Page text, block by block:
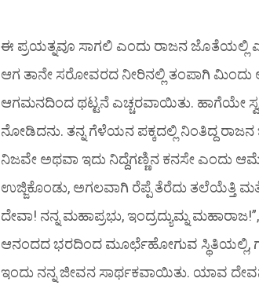
ಈ ಪ್ರಯತ್ನವೂ ಸಾಗಲಿ ಎಂದು ರಾಜನ ಜೊತೆಯಲ್ಲಿ
ಆಗ ತಾನೇ ಸರೋವರದ ನೀರಿನಲ್ಲಿ ತಂಪಾಗಿ ಮಿಂದು
ಆಗಮನದಿಂದ ಥಟ್ಟನೆ ಎಚ್ಚರವಾಯಿತು. ಹಾಗೆಯೇ
ನೋಡಿದನು. ತನ್ನ ಗೆಳೆಯನ ಪಕ್ಕದಲ್ಲಿ ನಿಂತಿದ್ದ ರಾಜನ
ನಿಜವೇ ಅಥವಾ ಇದು ನಿದ್ದೆಗಣ್ಣಿನ ಕನಸೇ ಎಂದು
ಉಜ್ಜಿಕೊಂಡು, ಅಗಲವಾಗಿ ರೆಪ್ಪೆ ತೆರೆದು ತಲೆಯೆತ್ತಿ
ದೇವಾ! ನನ್ನ ಮಹಾಪ್ರಭು, ಇಂದ್ರದ್ಯುಮ್ನ
ಆನಂದದ ಭರದಿಂದ ಮೂರ್ಛೆಹೋಗುವ ಸ್ಥಿತಿಯಲ್ಲಿ,
ಇಂದು ನನ್ನ ಜೀವನ ಸಾರ್ಥಕವಾಯಿತು. ಯಾವ